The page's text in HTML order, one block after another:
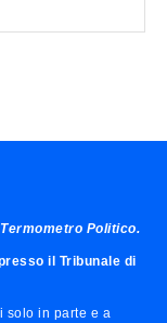
Termometro Politico.
il Tribunale di
solo in parte e a